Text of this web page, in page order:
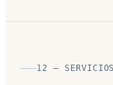
12 — SERVICIOS